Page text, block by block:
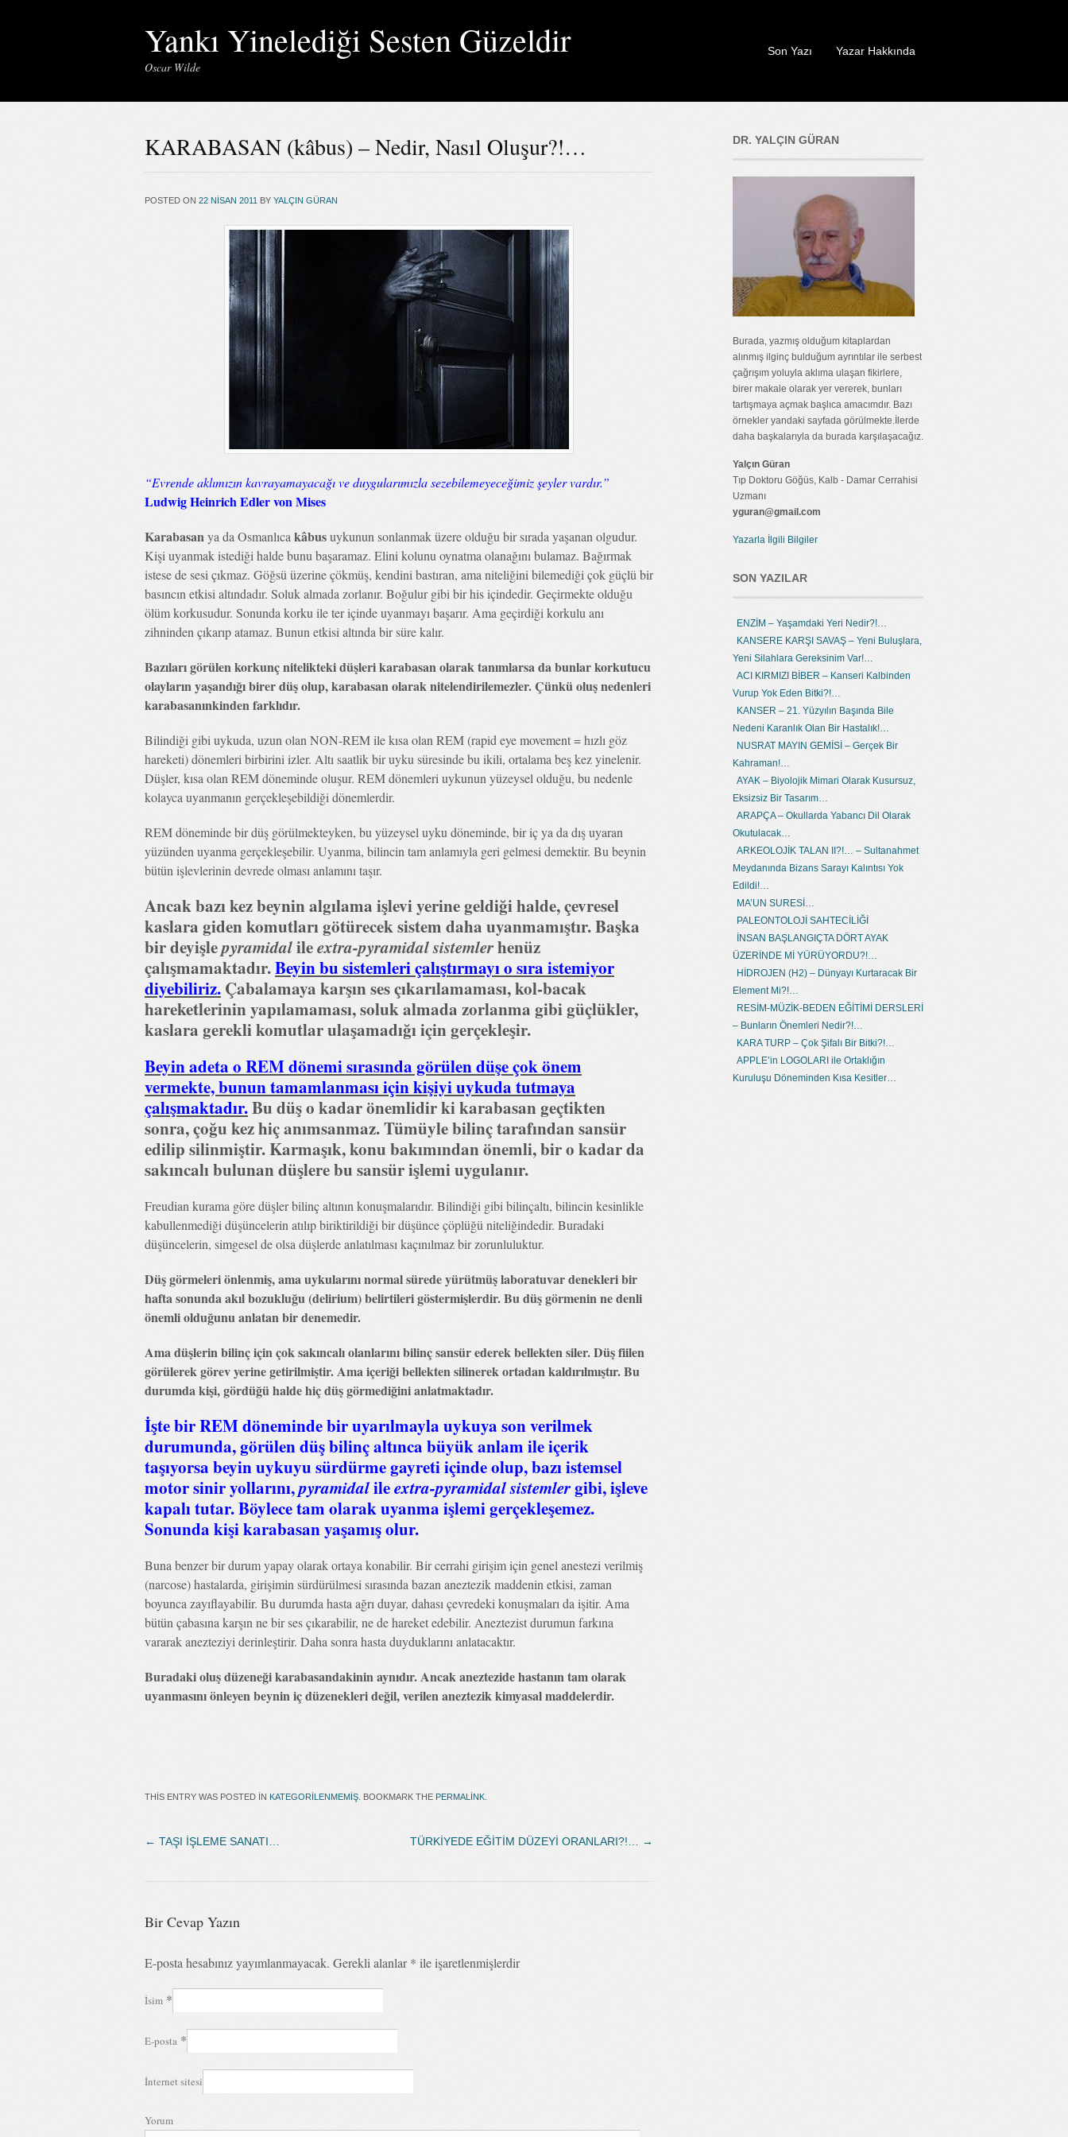
Yankı Yinelediği Sesten Güzeldir
Oscar Wilde
Son Yazı Yazar Hakkında
KARABASAN (kâbus) – Nedir, Nasıl Oluşur?!…
POSTED ON 22 NISAN 2011 BY YALÇIN GÜRAN
“Evrende aklımızın kavrayamayacağı ve duygularımızla sezebilemeyeceğimiz şeyler vardır.”
Ludwig Heinrich Edler von Mises
Karabasanya da Osmanlıca kâbusuykunun sonlanmak üzere olduğu bir sırada yaşanan olgudur.
Kişi uyanmak istediği halde bunu başaramaz. Elini kolunu oynatma olanağını bulamaz. Bağırmak
istese de sesi çıkmaz. Göğsü üzerine çökmüş, kendini bastıran, ama niteliğini bilemediği çok güçlü bir
basıncın etkisi altındadır. Soluk almada zorlanır. Boğulur gibi bir his içindedir. Geçirmekte olduğu
ölüm korkusudur. Sonunda korku ile ter içinde uyanmayı başarır. Ama geçirdiği korkulu anı
zihninden çıkarıp atamaz. Bunun etkisi altında bir süre kalır.
Bazıları görülen korkunç nitelikteki düşleri karabasan olarak tanımlarsa da bunlar korkutucu
olayların yaşandığı birer düş olup, karabasan olarak nitelendirilemezler. Çünkü oluş nedenleri
karabasanınkinden farklıdır.
Bilindiği gibi uykuda, uzun olan NON-REM ile kısa olan REM (rapid eye movement = hızlı göz
hareketi) dönemleri birbirini izler. Altı saatlik bir uyku süresinde bu ikili, ortalama beş kez yinelenir.
Düşler, kısa olan REM döneminde oluşur. REM dönemleri uykunun yüzeysel olduğu, bu nedenle
kolayca uyanmanın gerçekleşebildiği dönemlerdir.
REM döneminde bir düş görülmekteyken, bu yüzeysel uyku döneminde, bir iç ya da dış uyaran
yüzünden uyanma gerçekleşebilir. Uyanma, bilincin tam anlamıyla geri gelmesi demektir. Bu beynin
bütün işlevlerinin devrede olması anlamını taşır.
Ancak bazı kez beynin algılama işlevi yerine geldiği halde, çevresel
kaslara giden komutları götürecek sistem daha uyanmamıştır. Başka
bir deyişlepyramidalileextra-pyramidal sistemlerhenüz
çalışmamaktadır.Beyin bu sistemleri çalıştırmayı o sıra istemiyor
diyebiliriz. Çabalamaya karşın ses çıkarılamaması, kol-bacak
hareketlerinin yapılamaması, soluk almada zorlanma gibi güçlükler,
kaslara gerekli komutlar ulaşamadığı için gerçekleşir.
Beyin adeta o REM dönemi sırasında görülen düşe çok önem
vermekte, bunun tamamlanması için kişiyi uykuda tutmaya
çalışmaktadır.Bu düş o kadar önemlidir ki karabasan geçtikten
sonra, çoğu kez hiç anımsanmaz. Tümüyle bilinç tarafından sansür
edilip silinmiştir. Karmaşık, konu bakımından önemli, bir o kadar da
sakıncalı bulunan düşlere bu sansür işlemi uygulanır.
Freudian kurama göre düşler bilinç altının konuşmalarıdır. Bilindiği gibi bilinçaltı, bilincin kesinlikle
kabullenmediği düşüncelerin atılıp biriktirildiği bir düşünce çöplüğü niteliğindedir. Buradaki
düşüncelerin, simgesel de olsa düşlerde anlatılması kaçınılmaz bir zorunluluktur.
Düş görmeleri önlenmiş, ama uykularını normal sürede yürütmüş laboratuvar denekleri bir
hafta sonunda akıl bozukluğu (delirium) belirtileri göstermişlerdir. Bu düş görmenin ne denli
önemli olduğunu anlatan bir denemedir.
Ama düşlerin bilinç için çok sakıncalı olanlarını bilinç sansür ederek bellekten siler. Düş fiilen
görülerek görev yerine getirilmiştir. Ama içeriği bellekten silinerek ortadan kaldırılmıştır. Bu
durumda kişi, gördüğü halde hiç düş görmediğini anlatmaktadır.
İşte bir REM döneminde bir uyarılmayla uykuya son verilmek
durumunda, görülen düş bilinç altınca büyük anlam ile içerik
taşıyorsa beyin uykuyu sürdürme gayreti içinde olup, bazı istemsel
motor sinir yollarını,pyramidalileextra-pyramidal sistemlergibi, işleve
kapalı tutar. Böylece tam olarak uyanma işlemi gerçekleşemez.
Sonunda kişi karabasan yaşamış olur.
Buna benzer bir durum yapay olarak ortaya konabilir. Bir cerrahi girişim için genel anestezi verilmiş
(narcose) hastalarda, girişimin sürdürülmesi sırasında bazan aneztezik maddenin etkisi, zaman
boyunca zayıflayabilir. Bu durumda hasta ağrı duyar, dahası çevredeki konuşmaları da işitir. Ama
bütün çabasına karşın ne bir ses çıkarabilir, ne de hareket edebilir. Aneztezist durumun farkına
vararak anezteziyi derinleştirir. Daha sonra hasta duyduklarını anlatacaktır.
Buradaki oluş düzeneği karabasandakinin aynıdır. Ancak aneztezide hastanın tam olarak
uyanmasını önleyen beynin iç düzenekleri değil, verilen aneztezik kimyasal maddelerdir.
THIS ENTRY WAS POSTED IN KATEGORILENMEMIŞ . BOOKMARK THE PERMALINK
← TAŞI İŞLEME SANATI… TÜRKİYEDE EĞİTİM DÜZEYİ ORANLARI?!… →
Bir Cevap Yazın
E-posta hesabınız yayımlanmayacak. Gerekli alanlar* ile işaretlenmişlerdir
İsim *
E-posta *
İnternet sitesi
Yorum
DR. YALÇIN GÜRAN
Burada, yazmış olduğum kitaplardan
alınmış ilginç bulduğum ayrıntılar ile serbest
çağrışım yoluyla aklıma ulaşan fikirlere,
birer makale olarak yer vererek, bunları
tartışmaya açmak başlıca amacımdır. Bazı
örnekler yandaki sayfada görülmekte.İlerde
daha başkalarıyla da burada karşılaşacağız.
Yalçın Güran
Tıp Doktoru Göğüs, Kalb - Damar Cerrahisi
Uzmanı
yguran@gmail.com
Yazarla İlgili Bilgiler
SON YAZILAR
ENZİM – Yaşamdaki Yeri Nedir?!…
KANSERE KARŞI SAVAŞ – Yeni Buluşlara,
Yeni Silahlara Gereksinim Var!…
ACI KIRMIZI BİBER – Kanseri Kalbinden
Vurup Yok Eden Bitki?!…
KANSER – 21. Yüzyılın Başında Bile
Nedeni Karanlık Olan Bir Hastalık!…
NUSRAT MAYIN GEMİSİ – Gerçek Bir
Kahraman!…
AYAK – Biyolojik Mimari Olarak Kusursuz,
Eksizsiz Bir Tasarım…
ARAPÇA – Okullarda Yabancı Dil Olarak
Okutulacak…
ARKEOLOJİK TALAN II?!… – Sultanahmet
Meydanında Bizans Sarayı Kalıntısı Yok
Edildi!…
MA’UN SURESİ…
PALEONTOLOJİ SAHTECİLİĞİ
İNSAN BAŞLANGIÇTA DÖRT AYAK
ÜZERİNDE Mİ YÜRÜYORDU?!…
HİDROJEN (H2) – Dünyayı Kurtaracak Bir
Element Mi?!…
RESİM-MÜZİK-BEDEN EĞİTİMİ DERSLERİ
– Bunların Önemleri Nedir?!…
KARA TURP – Çok Şifalı Bir Bitki?!…
APPLE’in LOGOLARI ile Ortaklığın
Kuruluşu Döneminden Kısa Kesitler…